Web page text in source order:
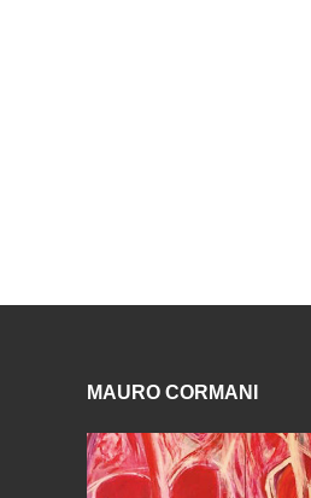
MAURO CORMANI